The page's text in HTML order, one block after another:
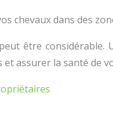
chevaux dans des
être
assurer la santé de